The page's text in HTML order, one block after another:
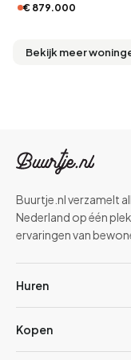
€ 879.000
Bekijk meer
Buurtje.nl verzamelt
Nederland op één
ervaringen van
Huren
Kopen